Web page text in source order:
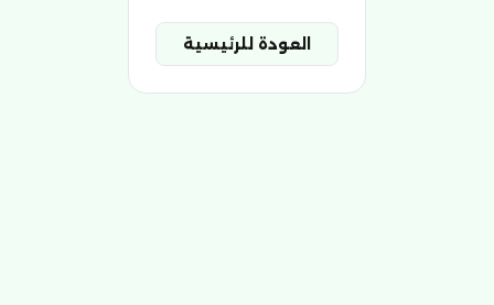
العودة للرئيسية